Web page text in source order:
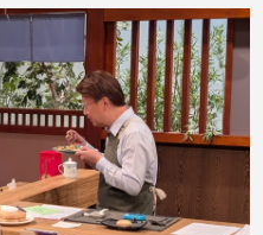
2026/08/07